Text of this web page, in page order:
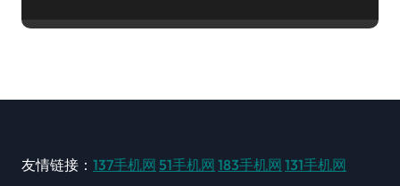
友情链接： 137手机网 51手机网 183手机网 131手机网